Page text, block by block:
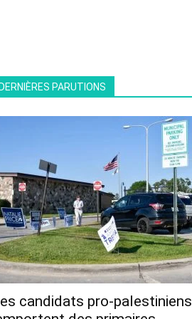
PARUTIONS
candidats pro-palestiniens